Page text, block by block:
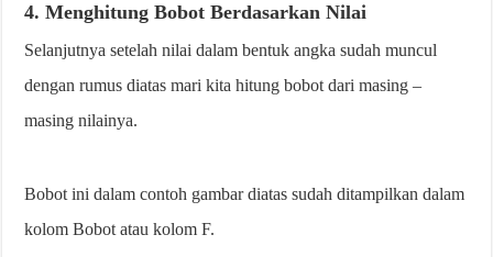
4. Menghitung Bobot Berdasarkan Nilai
Selanjutnya setelah nilai dalam bentuk angka sudah muncul
dengan rumus diatas mari kita hitung bobot dari masing –
masing nilainya.
Bobot ini dalam contoh gambar diatas sudah ditampilkan dalam
kolom Bobot atau kolom F.